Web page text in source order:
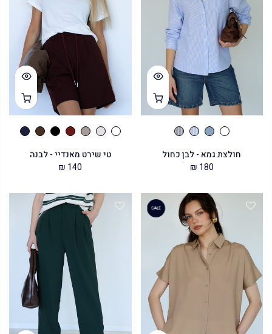
חולצת גמא - לבן כחול
180 ₪
טי שירט מאנדיי - לבנה
140 ₪
SALE